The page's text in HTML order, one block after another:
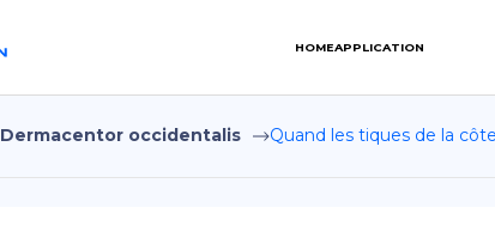
HOMEAPPLICATION
Dermacentor occidentalis Quand les tiques de la